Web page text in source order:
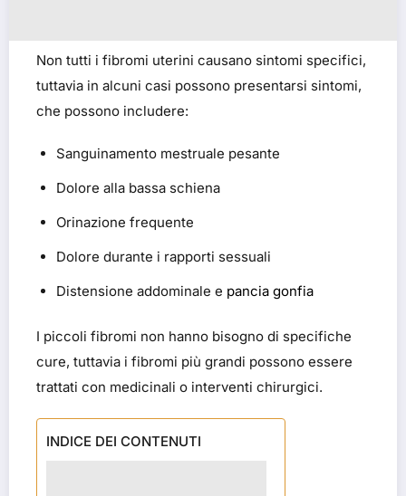
Non tutti i fibromi uterini causano sintomi specifici,
tuttavia in alcuni casi possono presentarsi sintomi,
che possono includere:
Sanguinamento mestruale pesante
Dolore alla bassa schiena
Orinazione frequente
Dolore durante i rapporti sessuali
Distensione addominale e pancia gonfia
I piccoli fibromi non hanno bisogno di specifiche
cure, tuttavia i fibromi più grandi possono essere
trattati con medicinali o interventi chirurgici.
INDICE DEI CONTENUTI